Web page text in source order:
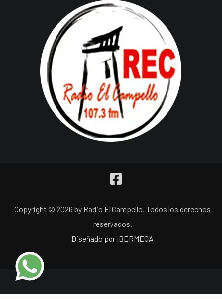
Copyright © 2026 by Radio El Campello. Todos los derechos
reservados.
Diseñado por IBERMEGA